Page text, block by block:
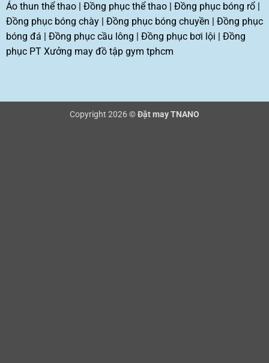
Áo thun thể thao| Đồng phục thể thao| Đồng phục bóng rổ|
Đồng phục bóng chày| Đồng phục bóng chuyền
Đồng phục
bóng đá
Đồng phục cầu lông Đồng phục bơi lội
Đồng
phục PT Xưởng may đồ tập gym tphcm
Copyright 2026 ©Đặt may TNANO